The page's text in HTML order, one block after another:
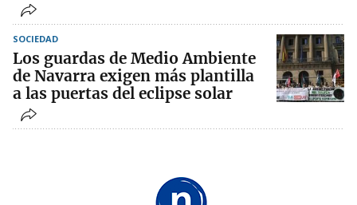
SOCIEDAD
Los guardas de Medio Ambiente
de Navarra exigen más plantilla
a las puertas del eclipse solar